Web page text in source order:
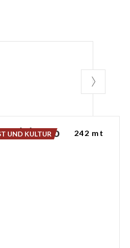
delForo
UND KULTUR 242 mt